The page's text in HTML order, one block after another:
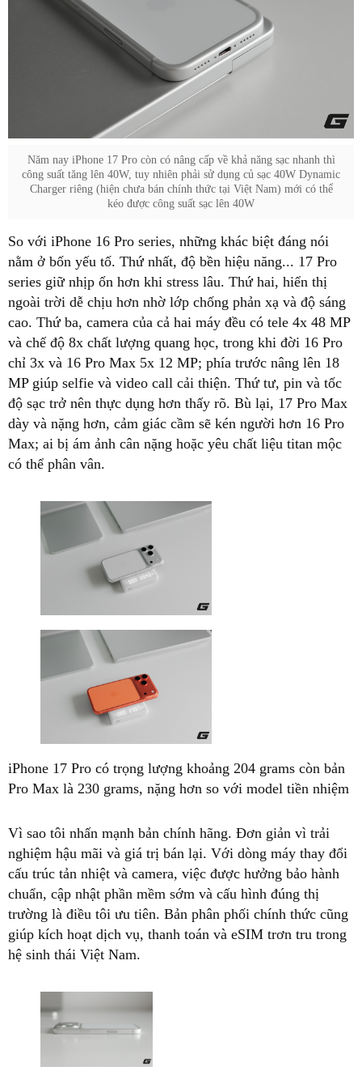
Năm nay iPhone 17 Pro còn có nâng cấp về khả năng sạc nhanh thì
công suất tăng lên 40W, tuy nhiên phải sử dụng củ sạc 40W Dynamic
Charger riêng (hiện chưa bán chính thức tại Việt Nam) mới có thể
kéo được công suất sạc lên 40W
So với iPhone 16 Pro series, những khác biệt đáng nói
nằm ở bốn yếu tố. Thứ nhất, độ bền hiệu năng... 17 Pro
series giữ nhịp ổn hơn khi stress lâu. Thứ hai, hiển thị
ngoài trời dễ chịu hơn nhờ lớp chống phản xạ và độ sáng
cao. Thứ ba, camera của cả hai máy đều có tele 4x 48 MP
và chế độ 8x chất lượng quang học, trong khi đời 16 Pro
chỉ 3x và 16 Pro Max 5x 12 MP; phía trước nâng lên 18
MP giúp selfie và video call cải thiện. Thứ tư, pin và tốc
độ sạc trở nên thực dụng hơn thấy rõ. Bù lại, 17 Pro Max
dày và nặng hơn, cảm giác cầm sẽ kén người hơn 16 Pro
Max; ai bị ám ảnh cân nặng hoặc yêu chất liệu titan mộc
có thể phân vân.
iPhone 17 Pro có trọng lượng khoảng 204 grams còn bản
Pro Max là 230 grams, nặng hơn so với model tiền nhiệm
Vì sao tôi nhấn mạnh bản chính hãng. Đơn giản vì trải
nghiệm hậu mãi và giá trị bán lại. Với dòng máy thay đổi
cấu trúc tản nhiệt và camera, việc được hưởng bảo hành
chuẩn, cập nhật phần mềm sớm và cấu hình đúng thị
trường là điều tôi ưu tiên. Bản phân phối chính thức cũng
giúp kích hoạt dịch vụ, thanh toán và eSIM trơn tru trong
hệ sinh thái Việt Nam.